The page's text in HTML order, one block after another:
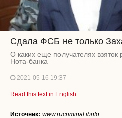
Сдала ФСБ не только
О каких еще получателях взяток
Нота-банка
2021-05-16 19:37
Read this text in English
Источник: www.rucriminal.ibnfo